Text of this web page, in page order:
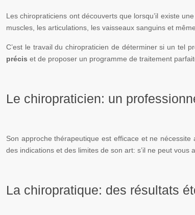
Les chiropraticiens ont découverts que lorsqu’il existe
muscles, les articulations, les vaisseaux sanguins et
C’est le travail du chiropraticien de déterminer si un tel
précis et de proposer un programme de traitement
Le chiropraticien: un
Son approche thérapeutique est efficace et ne
des indications et des limites de son art: s’il ne peut
La chiropratique: des résultats